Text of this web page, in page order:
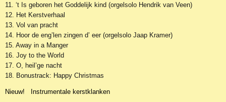
11. ‘t Is geboren het Goddelijk kind (orgelsolo Hendrik van Veen)
12. Het Kerstverhaal
13. Vol van pracht
14. Hoor de eng’len zingen d’ eer (orgelsolo Jaap Kramer)
15. Away in a Manger
16. Joy to the World
17. O, heil’ge nacht
18. Bonustrack: Happy Christmas
Nieuw! Instrumentale kerstklanken